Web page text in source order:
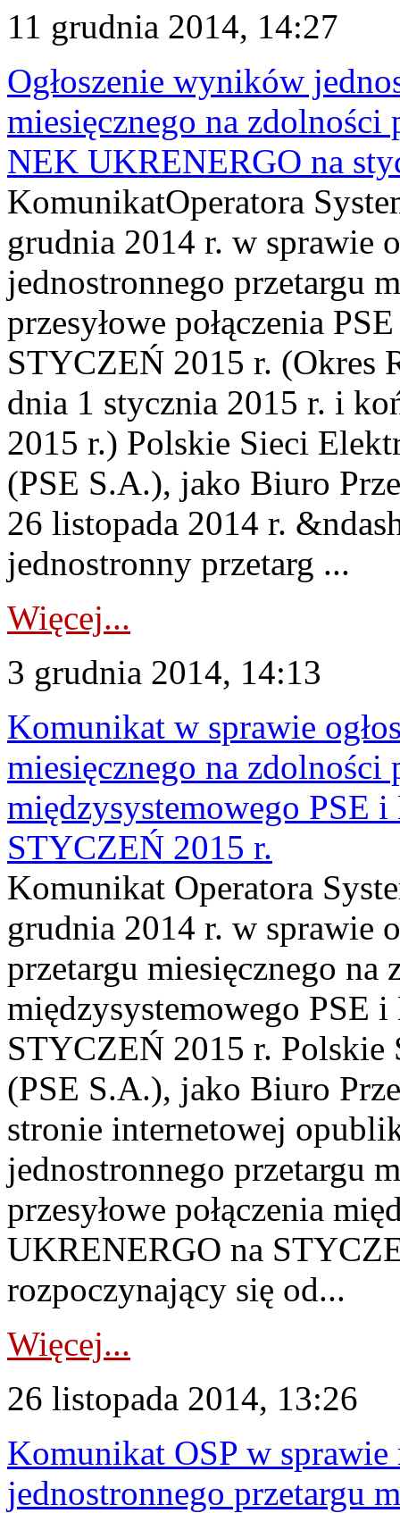
11 grudnia 2014, 14:27
Ogłoszenie wyników
miesięcznego na zdolności
NEK UKRENERGO na
KomunikatOperatora
grudnia 2014 r. w sprawie
jednostronnego przetargu
przesyłowe połączenia
STYCZEŃ 2015 r. (Okres
dnia 1 stycznia 2015 r. i
2015 r.) Polskie Sieci
(PSE S.A.), jako Biuro
26 listopada 2014 r.
jednostronny przetarg ...
Więcej...
3 grudnia 2014, 14:13
Komunikat w sprawie
miesięcznego na zdolności
międzysystemowego PSE
STYCZEŃ 2015 r.
Komunikat Operatora
grudnia 2014 r. w sprawie
przetargu miesięcznego na
międzysystemowego PSE
STYCZEŃ 2015 r. Polskie
(PSE S.A.), jako Biuro
stronie internetowej
jednostronnego przetargu
przesyłowe połączenia
UKRENERGO na
rozpoczynający się od...
Więcej...
26 listopada 2014, 13:26
Komunikat OSP w sprawie
jednostronnego przetargu